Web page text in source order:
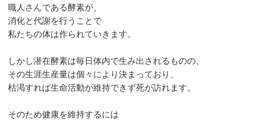
職人さんである酵素が、
消化と代謝を行うことで
私たちの体は作られていきます。
しかし潜在酵素は毎日体内で生み出されるものの、
その生涯生産量は個々により決まっており、
枯渇すれば生命活動が維持できず死が訪れます。
そのため健康を維持するには